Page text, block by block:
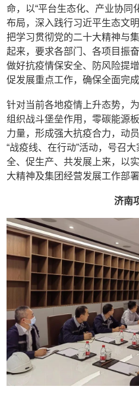
命，以“平台生态化、产业协同
布局，深入践行习近平生态文
把学习贯彻党的二十大精神与
起来，要求各部门、各项目振
做好抗疫情保安全、防风险提
促发展重点工作，确保全面完
针对当前各地疫情上升态势，
组织战斗堡垒作用，零碳能源
力量，形成强大抗疫合力，动
“战疫线、在行动”活动，号召
全、促生产、共发展上来，以
大精神及集团经营发展工作部署
济南